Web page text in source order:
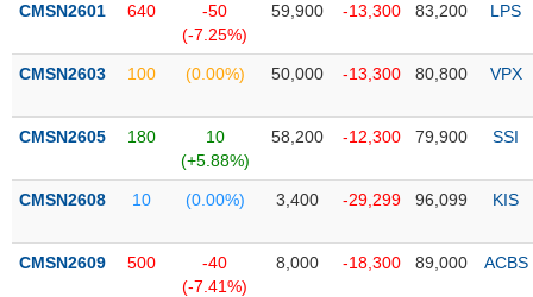
thái
phiếu
mô
thị
Niêm
CMSN2601 640
-50
(-7.25%)
59,900 -13,300 83,200 LPS
CMSN2603 100 (0.00%) 50,000 -13,300 80,800 VPX
CMSN2605 180
10
(+5.88%)
58,200 -12,300 79,900 SSI
CMSN2608 10 (0.00%) 3,400 -29,299 96,099 KIS
CMSN2609 500
-40
(-7.41%)
8,000 -18,300 89,000 ACBS
NGÀNH
DOANH
NGHIỆP